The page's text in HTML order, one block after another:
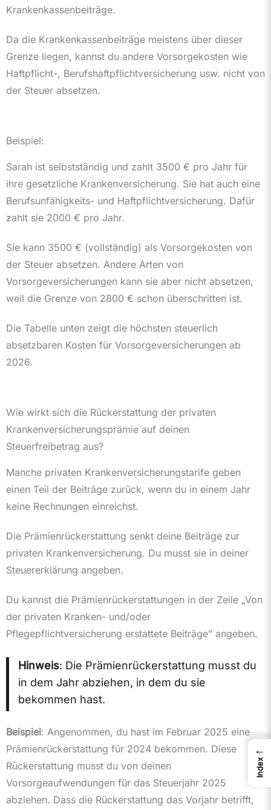
Krankenkassenbeiträge.
Da die Krankenkassenbeiträge meistens über dieser
Grenze liegen, kannst du andere Vorsorgekosten wie
Haftpflicht-, Berufshaftpflichtversicherung usw. nicht von
der Steuer absetzen.
Beispiel:
Sarah ist selbstständig und zahlt 3500 € pro Jahr für
ihre gesetzliche Krankenversicherung. Sie hat auch eine
Berufsunfähigkeits- und Haftpflichtversicherung. Dafür
zahlt sie 2000 € pro Jahr.
Sie kann 3500 € (vollständig) als Vorsorgekosten von
der Steuer absetzen. Andere Arten von
Vorsorgeversicherungen kann sie aber nicht absetzen,
weil die Grenze von 2800 € schon überschritten ist.
Die Tabelle unten zeigt die höchsten steuerlich
absetzbaren Kosten für Vorsorgeversicherungen ab
2026.
Wie wirkt sich die Rückerstattung der privaten
Krankenversicherungsprämie auf deinen
Steuerfreibetrag aus?
Manche privaten Krankenversicherungstarife geben
einen Teil der Beiträge zurück, wenn du in einem Jahr
keine Rechnungen einreichst.
Die Prämienrückerstattung senkt deine Beiträge zur
privaten Krankenversicherung. Du musst sie in deiner
Steuererklärung angeben.
Du kannst die Prämienrückerstattungen in der Zeile „Von
der privaten Kranken- und/oder
Pflegepflichtversicherung erstattete Beiträge” angeben.
Hinweis: Die Prämienrückerstattung musst du
in dem Jahr abziehen, in dem du sie
bekommen hast.
Beispiel: Angenommen, du hast im Februar 2025 eine
Prämienrückerstattung für 2024 bekommen. Diese
Rückerstattung musst du von deinen
Vorsorgeaufwendungen für das Steuerjahr 2025
abziehen. Dass die Rückerstattung das Vorjahr betrifft,
←
Index